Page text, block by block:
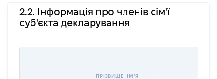
2.2. Інформація про членів сім'ї
суб'єкта декларування
ПРІЗВИЩЕ, ІМʼЯ,